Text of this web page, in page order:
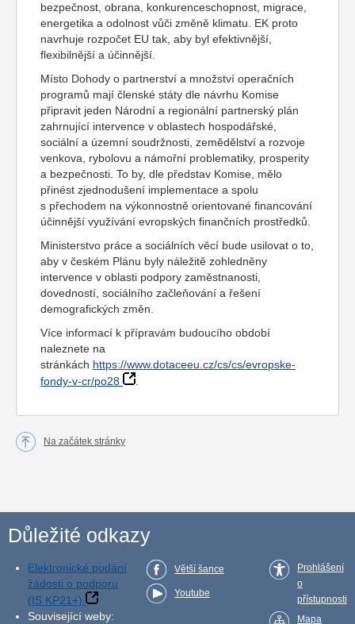
bezpečnost, obrana, konkurenceschopnost, migrace,
energetika a odolnost vůči změně klimatu. EK proto
navrhuje rozpočet EU tak, aby byl efektivnější,
flexibilnější a účinnější.
Místo Dohody o partnerství a množství operačních
programů mají členské státy dle návrhu Komise
připravit jeden Národní a regionální partnerský plán
zahrnující intervence v oblastech hospodářské,
sociální a územní soudržnosti, zemědělství a rozvoje
venkova, rybolovu a námořní problematiky, prosperity
a bezpečnosti. To by, dle představ Komise, mělo
přinést zjednodušení implementace a spolu
s přechodem na výkonnostně orientované financování
účinnější využívání evropských finančních prostředků.
Ministerstvo práce a sociálních věcí bude usilovat o to,
aby v českém Plánu byly náležitě zohledněny
intervence v oblasti podpory zaměstnanosti,
dovedností, sociálního začleňování a řešení
demografických změn.
Více informací k přípravám budoucího období
naleznete na
stránkách https://www.dotaceeu.cz/cs/cs/evropske-
fondy-v-cr/po28
Na začátek stránky
Důležité odkazy
Elektronické podání
žádosti o podporu
(IS KP21+)
Související weby:
Větší šance
Youtube
Prohlášení
o
přístupnosti
Mapa